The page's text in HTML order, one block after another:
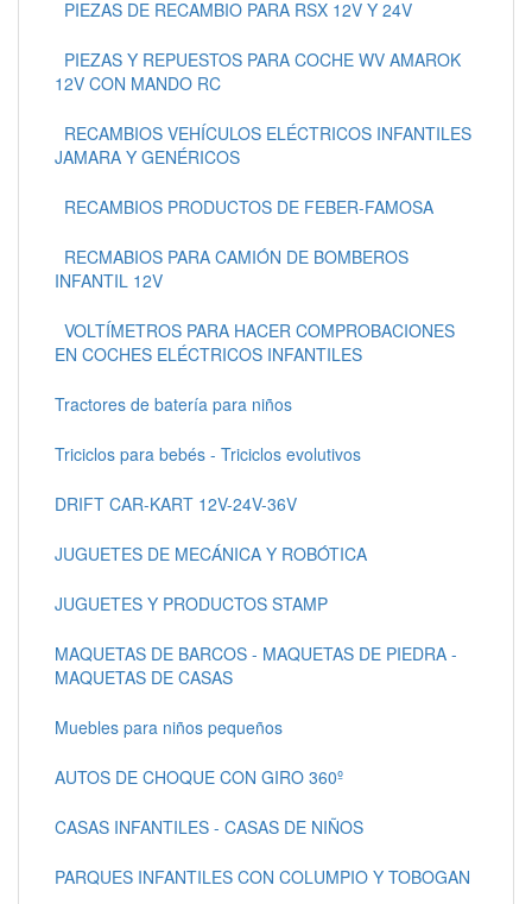
PIEZAS DE RECAMBIO PARA RSX 12V Y 24V
PIEZAS Y REPUESTOS PARA COCHE WV AMAROK
12V CON MANDO RC
RECAMBIOS VEHÍCULOS ELÉCTRICOS INFANTILES
JAMARA Y GENÉRICOS
RECAMBIOS PRODUCTOS DE FEBER-FAMOSA
RECMABIOS PARA CAMIÓN DE BOMBEROS
INFANTIL 12V
VOLTÍMETROS PARA HACER COMPROBACIONES
EN COCHES ELÉCTRICOS INFANTILES
Tractores de batería para niños
Triciclos para bebés - Triciclos evolutivos
DRIFT CAR-KART 12V-24V-36V
JUGUETES DE MECÁNICA Y ROBÓTICA
JUGUETES Y PRODUCTOS STAMP
MAQUETAS DE BARCOS - MAQUETAS DE PIEDRA -
MAQUETAS DE CASAS
Muebles para niños pequeños
AUTOS DE CHOQUE CON GIRO 360º
CASAS INFANTILES - CASAS DE NIÑOS
PARQUES INFANTILES CON COLUMPIO Y TOBOGAN